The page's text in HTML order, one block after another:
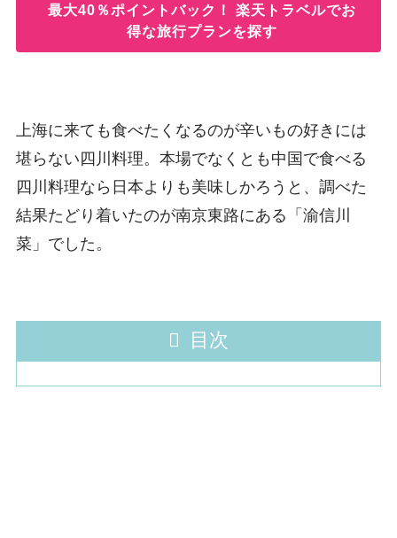
最大40％ポイントバック！ 楽天トラベルでお
得な旅行プランを探す
上海に来ても食べたくなるのが辛いもの好きには
堪らない四川料理。本場でなくとも中国で食べる
四川料理なら日本よりも美味しかろうと、調べた
結果たどり着いたのが南京東路にある「渝信川
菜」でした。
目次